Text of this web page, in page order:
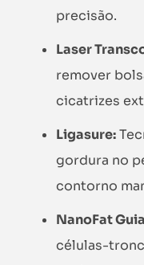
precisão.
Laser
remover
cicatrizes
Ligasure:
gordura no
contorno
NanoFat
células-